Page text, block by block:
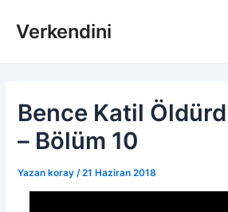
atlaVerkendini
Bence Katil
– Bölüm 10
Yazan koray /21 Haziran 2018